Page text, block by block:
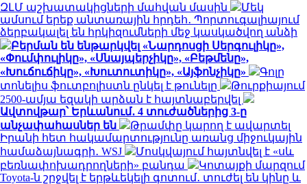
ԶԼՄ աշխատակիցների մահվան մասին
Մեկ
ամսում երեք անտառային հրդեհ․ Պորտուգալիայում
ձերբակալել են հրկիզումների մեջ կասկածվող անձի
Բերման են ենթարկվել «Նարդոսցի Սերգուլիկը»,
«Փումփուլիկը», «Սնայպերչիկը», «Բեթմենը»,
«Խուճուճիկը», «Խուտուտիկը», «Այֆոնչիկը»
Գոլը
տոնելիս ֆուտբոլիստն ընկել է թունելը
Թուրքիայում
2500-ամյա եզակի արձան է հայտնաբերվել
Ավտովթար՝ Երևանում․ 4 տուժածներից 3-ը
անչափահասներ են
Թրամփը կարող է ավարտել
Իրանի հետ հակամարտությունը առանց միջուկային
համաձայնագրի․ WSJ
Մոսկվայում հայտնվել է «սև
բեռնափոխադրողների» բանդա
Կոտայքի մարզում
Toyota-ն շրջվել է երթևեկելի գոտում․ տուժել են կինը և